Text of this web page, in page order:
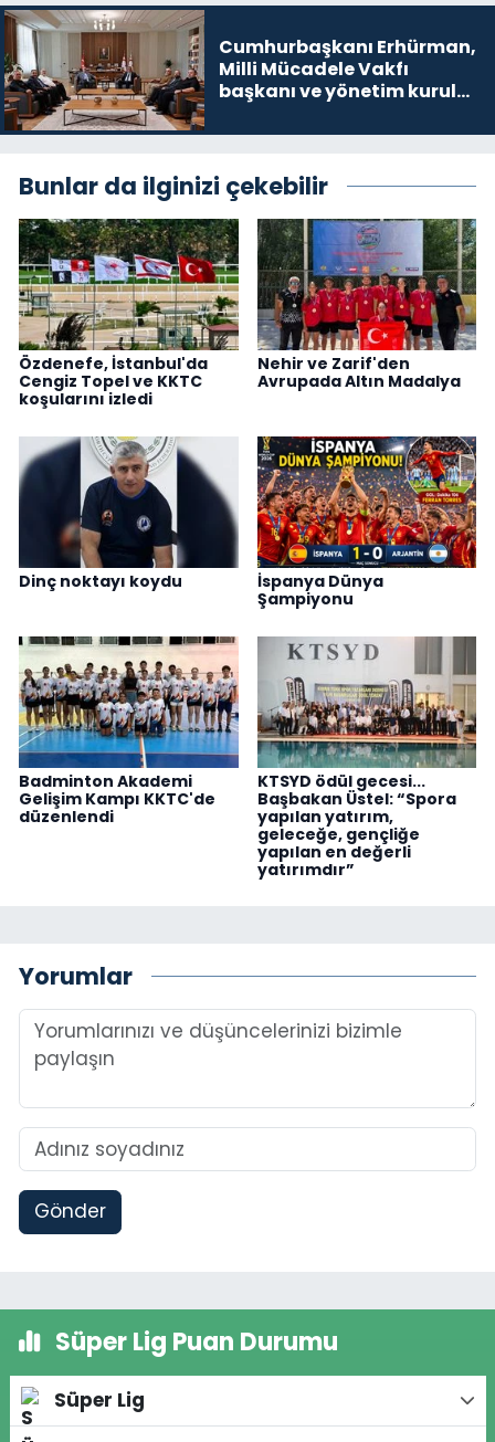
Cumhurbaşkanı Erhürman,
Milli Mücadele Vakfı
başkanı ve yönetim kurulu
Bunlar da ilginizi çekebilir
Özdenefe, İstanbul'da
Cengiz Topel ve KKTC
koşularını izledi
Nehir ve Zarif'den
Avrupada Altın Madalya
Dinç noktayı koydu
İspanya Dünya
Şampiyonu
Badminton Akademi
Gelişim Kampı KKTC'de
düzenlendi
KTSYD ödül gecesi...
Başbakan Üstel: “Spora
yapılan yatırım,
geleceğe, gençliğe
yapılan en değerli
yatırımdır”
Yorumlar
Gönder
Süper Lig Puan Durumu
Süper Lig